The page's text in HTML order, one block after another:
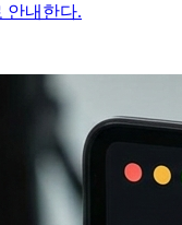
안내한다.